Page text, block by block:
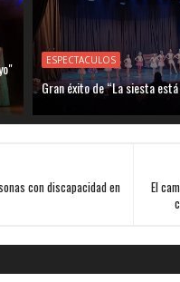
ESPECTACULOS
Gran éxito de “La siesta
El
con discapacidad en